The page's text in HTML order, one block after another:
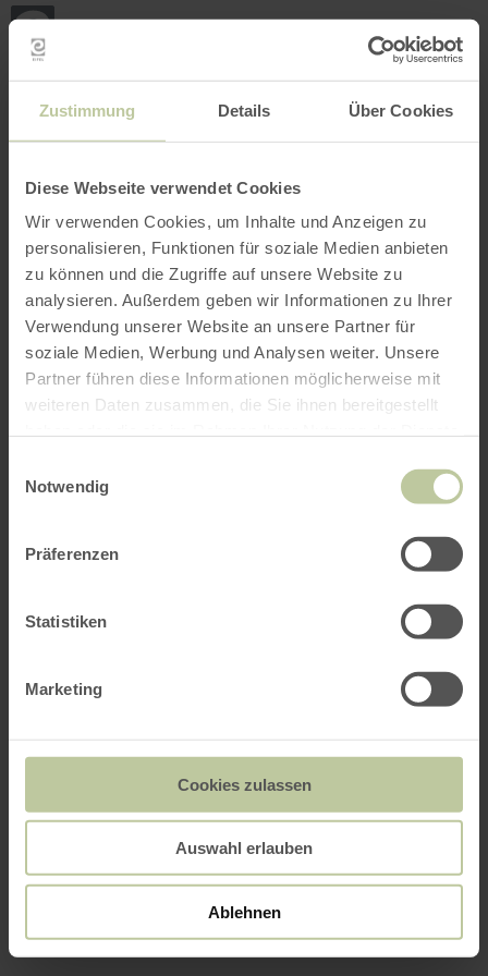
Zustimmung Details Über Cookies
Diese Webseite verwendet Cookies
Wir verwenden Cookies, um Inhalte und Anzeigen zu
personalisieren, Funktionen für soziale Medien anbieten
zu können und die Zugriffe auf unsere Website zu
analysieren. Außerdem geben wir Informationen zu Ihrer
Verwendung unserer Website an unsere Partner für
soziale Medien, Werbung und Analysen weiter. Unsere
Partner führen diese Informationen möglicherweise mit
weiteren Daten zusammen, die Sie ihnen bereitgestellt
Notwendig
Präferenzen
Statistiken
Marketing
Cookies zulassen
Auswahl erlauben
Ablehnen
Skip to main content
Skip to main navigation
Back
to
home
page
SEARCH MENU
The leisure activities listed below have been
posted on the Regiondo booking platform by the
provider GesundLand Vulkaneifel GmbH is
solely responsible for the content.